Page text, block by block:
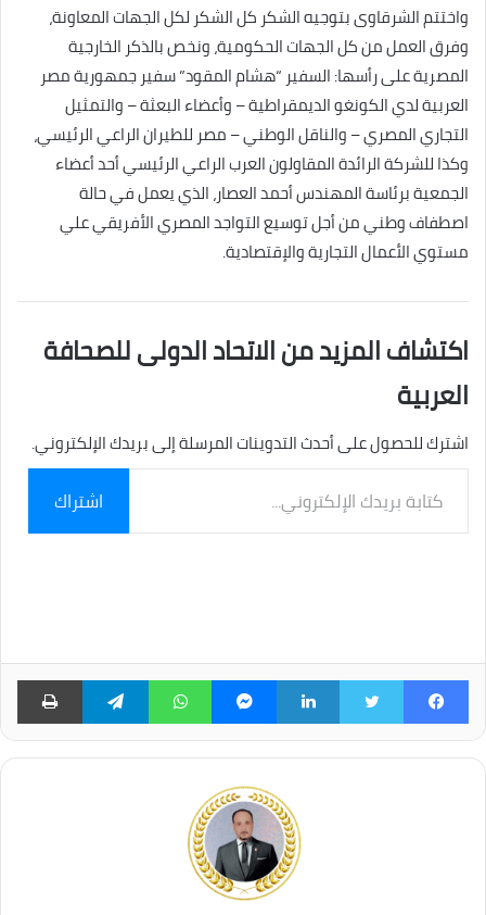
واختتم الشرقاوى بتوجيه الشكر كل الشكر لكل الجهات المعاونة،
وفرق العمل من كل الجهات الحكومية، ونخص بالذكر الخارجية
المصرية على رأسها: السفير “هشام المقود” سفير جمهورية مصر
العربية لدي الكونغو الديمقراطية – وأعضاء البعثة – والتمثيل
التجاري المصري – والناقل الوطني – مصر للطيران الراعي الرئيسي،
وكذا للشركة الرائدة المقاولون العرب الراعي الرئيسي أحد أعضاء
الجمعية برئاسة المهندس أحمد العصار، الذي يعمل في حالة
اصطفاف وطني من أجل توسيع التواجد المصري الأفريقي علي
مستوي الأعمال التجارية والإقتصادية.
اكتشاف المزيد من الاتحاد الدولى للصحافة
العربية
اشترك للحصول على أحدث التدوينات المرسلة إلى بريدك الإلكتروني.
بريدك
الإلكتروني...
اشتراك
فيسبوك لينكدإن ماسنجر واتساب تيلقرام